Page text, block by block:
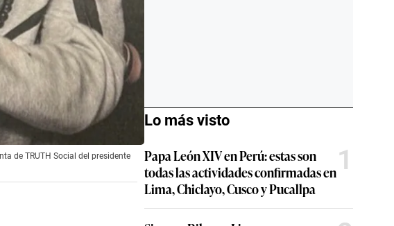
de TRUTH Social del presidente
Lo más visto
Papa León XIV en Perú: estas son
todas las actividades confirmadas en
Lima, Chiclayo, Cusco y Pucallpa
1